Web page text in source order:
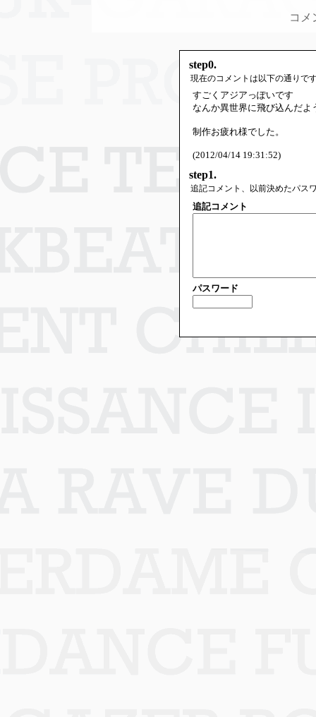
コメ
step0.
現在のコメントは以下の通りで
すごくアジアっぽいです
なんか異世界に飛び込んだよ
制作お疲れ様でした。
(2012/04/14 19:31:52)
step1.
追記コメント、以前決めたパス
追記コメント
パスワード